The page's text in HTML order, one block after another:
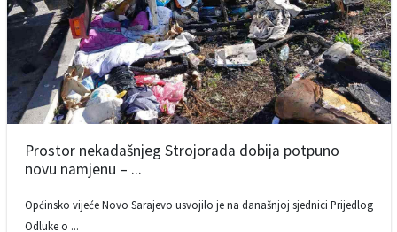
Prostor nekadašnjeg Strojorada dobija potpuno
novu namjenu – ...
Općinsko vijeće Novo Sarajevo usvojilo je na današnjoj sjednici Prijedlog
Odluke o ...